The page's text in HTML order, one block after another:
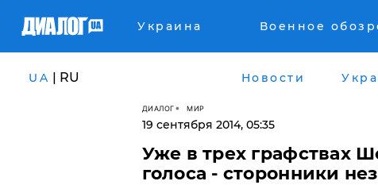
Украина Военное
UA | RU Новости
ДИАЛОГ МИР
19 сентября 2014, 05:35
Уже в трех графствах
голоса - сторонники